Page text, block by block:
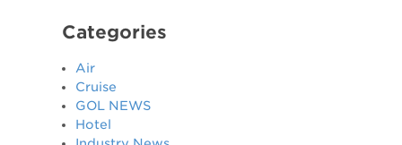
Categories
Air
Cruise
GOL NEWS
Hotel